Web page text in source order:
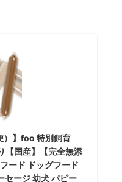
）】foo 特別飼育
国産】【完全無添
ード ドッグフード
セージ 幼犬 パピー